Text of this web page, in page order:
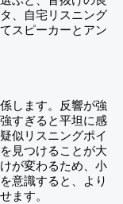
、自宅リスニング
スピーカーとアン
します。反響が強
すぎると平坦に感
似リスニングポイ
見つけることが大
が変わるため、小
意識すると、より
ます。